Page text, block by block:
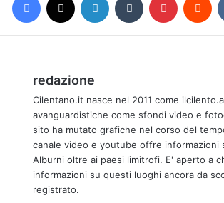
redazione
Cilentano.it nasce nel 2011 come
avanguardistiche come sfondi video e
sito ha mutato grafiche nel corso del
canale video e youtube offre informazioni
Alburni oltre ai paesi limitrofi. E' aperto a
informazioni su questi luoghi ancora da
registrato.